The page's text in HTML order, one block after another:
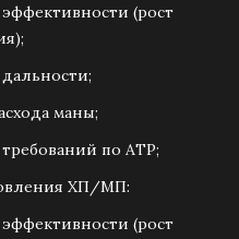
(рост
маны;
по АТР;
ХП/МП:
(рост